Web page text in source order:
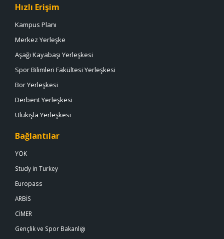
Hızlı Erişim
Kampus Planı
Merkez Yerleşke
Aşağı Kayabaşı Yerleşkesi
Spor Bilimleri Fakültesi Yerleşkesi
Bor Yerleşkesi
Derbent Yerleşkesi
Ulukışla Yerleşkesi
Bağlantılar
YÖK
Study in Turkey
Europass
ARBİS
CİMER
Gençlik ve Spor Bakanlığı